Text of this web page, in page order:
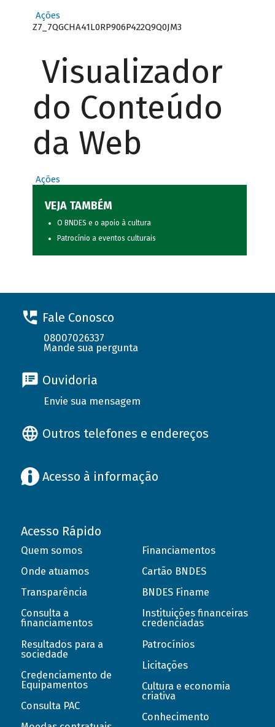
Ações
Z7_7QGCHA41L0RP906P422Q9Q0JM3
Visualizador
do Conteúdo
da Web
Ações
VEJA TAMBÉM
O BNDES e o apoio à cultura
Patrocínio a eventos culturais
Fale Conosco
08007026337
Mande sua pergunta
Ouvidoria
Envie sua mensagem
Outros telefones e endereços
Acesso à informação
Acesso Rápido
Quem somos
Onde atuamos
Transparência
Consulta a
financiamentos
Resultados para a
sociedade
Credenciamento de
Equipamentos
Consulta PAC
Financiamentos
Cartão BNDES
BNDES Finame
Instituições financeiras
credenciadas
Patrocínios
Licitações
Cultura e economia
criativa
Conhecimento